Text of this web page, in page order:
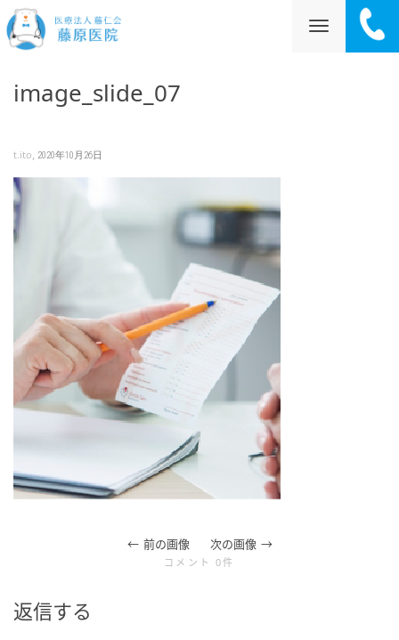
image_slide_07
t.ito, 2020年10月26日
前の画像 次の画像
コメント 0件
返信する